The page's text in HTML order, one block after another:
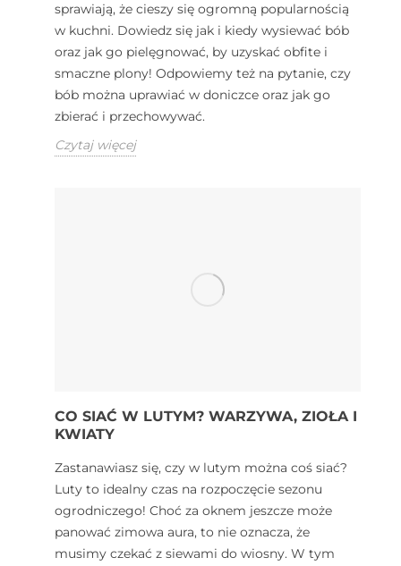
sprawiają, że cieszy się ogromną popularnością
w kuchni. Dowiedz się jak i kiedy wysiewać bób
oraz jak go pielęgnować, by uzyskać obfite i
smaczne plony! Odpowiemy też na pytanie, czy
bób można uprawiać w doniczce oraz jak go
zbierać i przechowywać.
Czytaj więcej
CO SIAĆ W LUTYM? WARZYWA, ZIOŁA I
KWIATY
Zastanawiasz się, czy w lutym można coś siać?
Luty to idealny czas na rozpoczęcie sezonu
ogrodniczego! Choć za oknem jeszcze może
panować zimowa aura, to nie oznacza, że
musimy czekać z siewami do wiosny. W tym